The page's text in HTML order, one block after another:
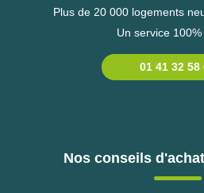
Plus de 20 000 logements
Un service
01 41 32 58
Nos conseils